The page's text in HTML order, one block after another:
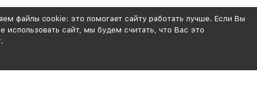
файлы cookie: это помогает сайту работать лучше. Если Вы
использовать сайт, мы будем считать, что Вас это